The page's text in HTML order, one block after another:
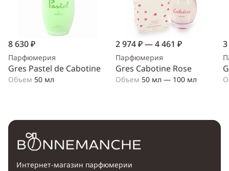
8 630 ₽
Парфюмерия
Gres Pastel de Cabotine
Объем 50 мл
2 974 ₽ — 4 461 ₽
Парфюмерия
Gres Cabotine Rose
Объем 50 мл — 100 мл
Интернет-магазин парфюмерии